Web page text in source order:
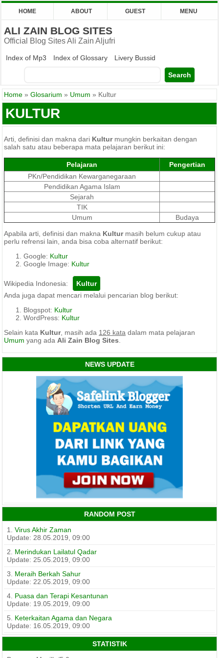
HOME ABOUT GUEST MENU
ALI ZAIN BLOG SITES
Official Blog Sites Ali Zain Aljufri
Index of Mp3 Index of Glossary Livery Bussid
Home » Glosarium » Umum » Kultur
KULTUR
Arti, definisi dan makna dari Kulturmungkin berkaitan dengan
salah satu atau beberapa mata pelajaran berikut ini:
Pelajaran
Pengertian
PKn/Pendidikan Kewarganegaraan
Pendidikan Agama Islam
Sejarah
TIK
Umum
Budaya
Apabila arti, definisi dan makna Kulturmasih belum cukup atau
perlu refrensi lain, anda bisa coba alternatif berikut:
Google: Kultur
Google Image: Kultur
Wikipedia Indonesia:
Anda juga dapat mencari melalui pencarian blog berikut:
Blogspot: Kultur
WordPress: Kultur
Selain kata Kultur, masih ada 126 kata dalam mata pelajaran
Umum yang ada Ali Zain Blog Sites
NEWS UPDATE
RANDOM POST
1. Virus Akhir Zaman
Update: 28.05.2019, 09:00
2. Merindukan Lailatul Qadar
Update: 25.05.2019, 09:00
3. Meraih Berkah Sahur
Update: 22.05.2019, 09:00
4. Puasa dan Terapi Kesantunan
Update: 19.05.2019, 09:00
5. Keterkaitan Agama dan Negara
Update: 16.05.2019, 09:00
STATISTIK